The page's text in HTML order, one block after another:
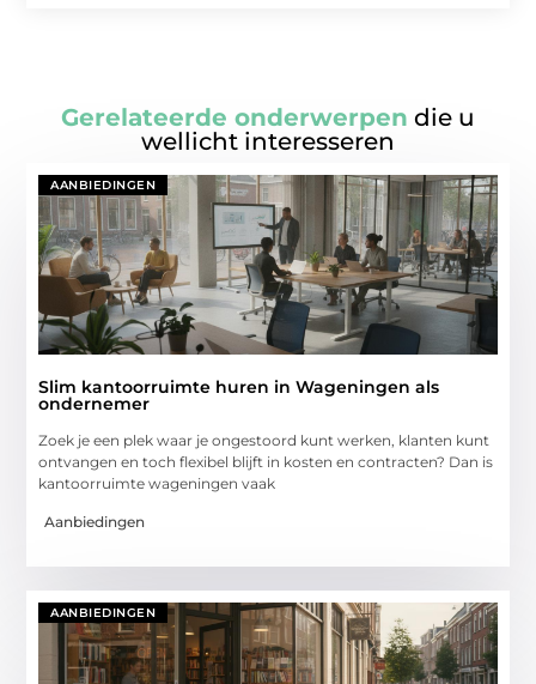
Gerelateerde onderwerpen die u
wellicht interesseren
AANBIEDINGEN
Slim kantoorruimte huren in Wageningen als
ondernemer
Zoek je een plek waar je ongestoord kunt werken, klanten kunt
ontvangen en toch flexibel blijft in kosten en contracten? Dan is
kantoorruimte wageningen vaak
Aanbiedingen
AANBIEDINGEN